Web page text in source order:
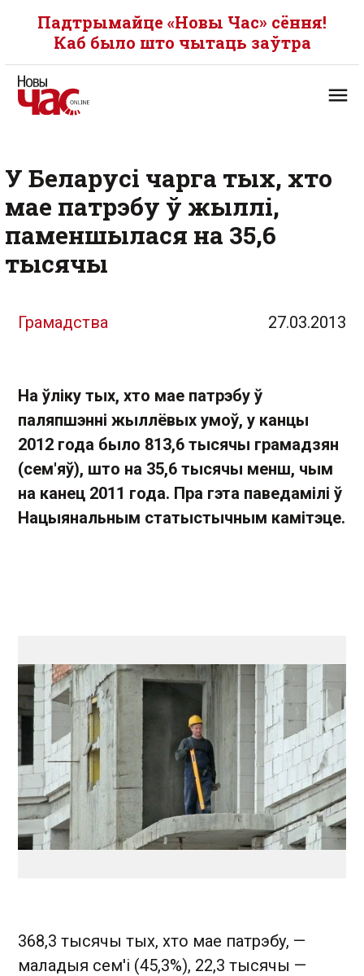
Падтрымайце «Новы Час» сёння!
Каб было што чытаць заўтра
У Беларусі чарга тых, хто
мае патрэбу ў жыллі,
паменшылася на 35,6
тысячы
Грамадства 27.03.2013
На ўліку тых, хто мае патрэбу ў
паляпшэнні жыллёвых умоў, у канцы
2012 года было 813,6 тысячы грамадзян
(сем'яў), што на 35,6 тысячы менш, чым
на канец 2011 года. Пра гэта паведамілі ў
Нацыянальным статыстычным камітэце.
368,3 тысячы тых, хто мае патрэбу, —
маладыя сем'і (45,3%), 22,3 тысячы —